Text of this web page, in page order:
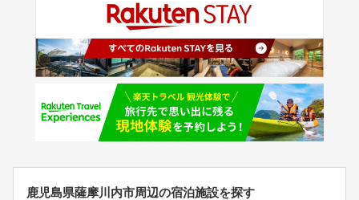
鹿児島県薩摩川内市周辺の宿泊施設を探す